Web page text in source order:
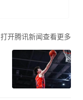
打开腾讯新闻查看更多